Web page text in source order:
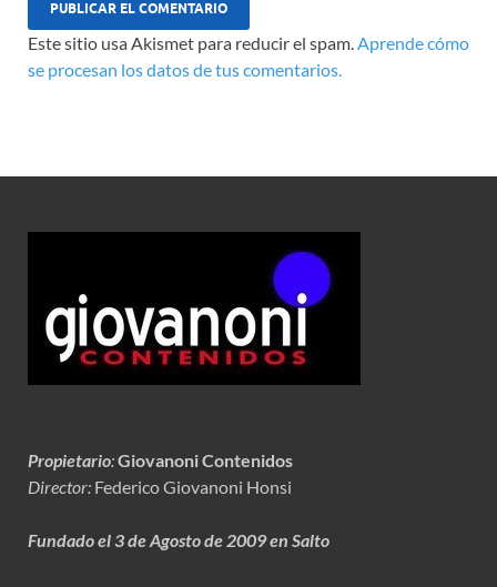
Este sitio usa Akismet para reducir el spam. Aprende cómo
se procesan los datos de tus comentarios.
Propietario:Giovanoni Contenidos
Director: Federico Giovanoni Honsi
Fundado el 3 de Agosto de 2009 en Salto